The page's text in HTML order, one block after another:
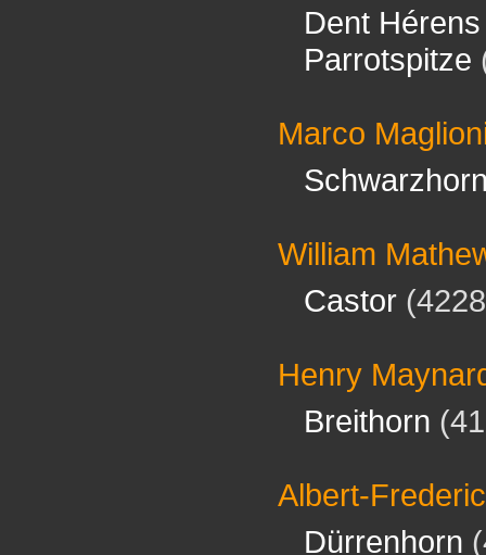
Dent Hérens
Parrotspitze
Marco
William
Castor
Henry
Breithorn
Albert-
Dürrenhorn